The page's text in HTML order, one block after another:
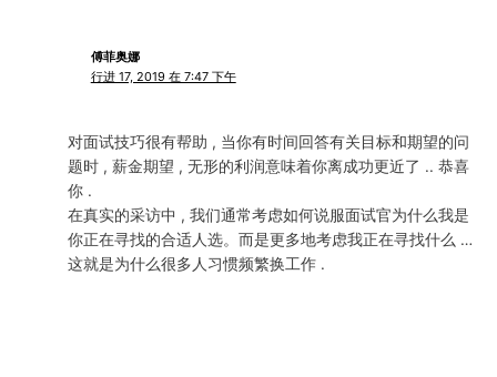
傅菲奥娜
行进 17, 2019 在 7:47 下午
对面试技巧很有帮助 , 当你有时间回答有关目标和期望的问
题时 , 薪金期望 , 无形的利润意味着你离成功更近了 .. 恭喜
你 .
在真实的采访中 , 我们通常考虑如何说服面试官为什么我是
你正在寻找的合适人选。而是更多地考虑我正在寻找什么 …
这就是为什么很多人习惯频繁换工作 .